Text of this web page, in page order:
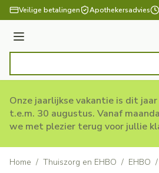
Ga naar de inhoud
Veilige betalingen Apothekersadvies
Menu
Onze jaarlijkse vakantie is dit
t.e.m. 30 augustus. Vanaf
we met plezier terug voor jullie
Home / Thuiszorg en EHBO / EHBO /